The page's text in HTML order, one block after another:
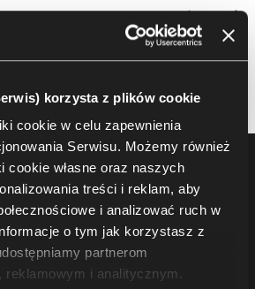
korzysta z plików cookie
cookie w celu zapewnienia
Serwisu. Możemy również
cookie własne oraz naszych
treści i reklam, aby
i analizować ruch w
o tym jak korzystasz z
partnerom
reklamowym i analitycznym.
dla widowni